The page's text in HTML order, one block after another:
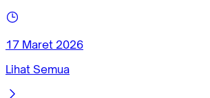
17 Maret 2026
Lihat Semua